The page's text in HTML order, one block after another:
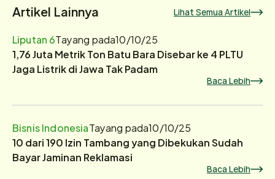
Artikel Lainnya Lihat Semua Artikel
Liputan 6Tayang pada10/10/25
1,76 Juta Metrik Ton Batu Bara Disebar ke 4 PLTU
Jaga Listrik di Jawa Tak Padam
Baca Lebih
Bisnis IndonesiaTayang pada10/10/25
10 dari 190 Izin Tambang yang Dibekukan Sudah
Bayar Jaminan Reklamasi
Baca Lebih